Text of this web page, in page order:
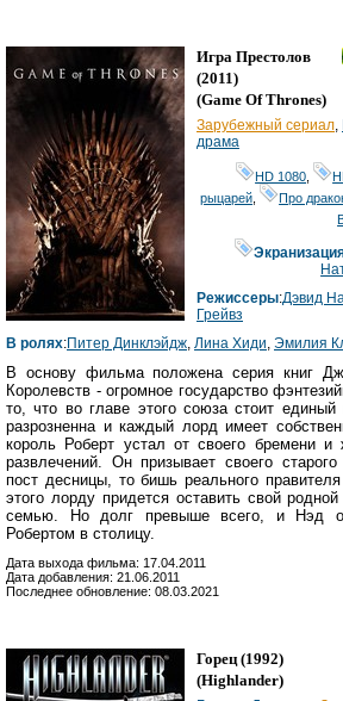
Игра Престолов
(2011)
(Game Of Thrones)
Зарубежный сериал,
драма
HD 1080
рыцарей
Про
Режиссеры:Дэвид
Грейвз
В ролях:Питер Динклэйдж, Лина Хиди, Эмилия
В основу фильма положена серия книг
Королевств - огромное государство
то, что во главе этого союза стоит единый
разрозненна и каждый лорд имеет
король Роберт устал от своего бремени и
развлечений. Он призывает своего
пост десницы, то бишь реального
этого лорду придется оставить свой
семью. Но долг превыше всего, и Нэд
Робертом в столицу.
Дата выхода фильма: 17.04.2011
Дата добавления: 21.06.2011
Последнее обновление: 08.03.2021
Горец (1992)
(Highlander)